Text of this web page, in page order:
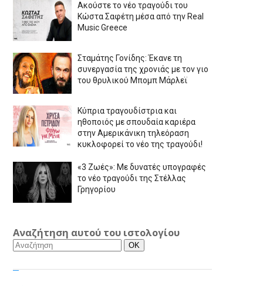
Ακούστε το νέο τραγούδι του
Κώστα Σαφέτη μέσα από την Real
Music Greece
Σταμάτης Γονίδης: Έκανε τη
συνεργασία της χρονιάς με τον γιο
του θρυλικού Μπομπ Μάρλεϊ
Κύπρια τραγουδίστρια και
ηθοποιός με σπουδαία καριέρα
στην Αμερικάνικη τηλεόραση
κυκλοφορεί το νέο της τραγούδι!
«3 Ζωές»: Με δυνατές υπογραφές
το νέο τραγούδι της Στέλλας
Γρηγορίου
Αναζήτηση αυτού του ιστολογίου